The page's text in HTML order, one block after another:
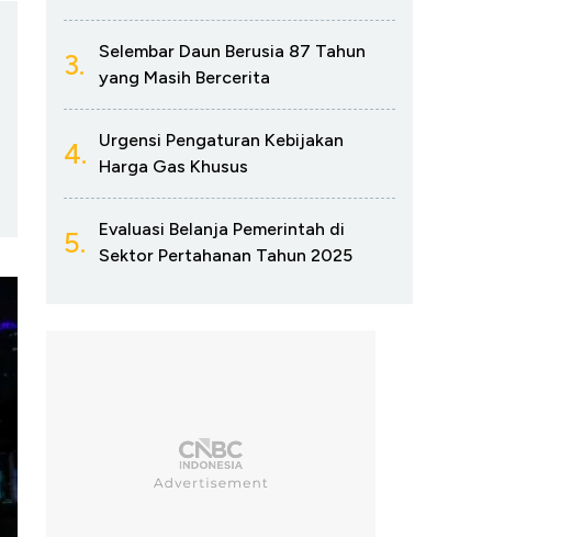
3.
Selembar Daun Berusia 87 Tahun
yang Masih Bercerita
4.
Urgensi Pengaturan Kebijakan
Harga Gas Khusus
5.
Evaluasi Belanja Pemerintah di
Sektor Pertahanan Tahun 2025